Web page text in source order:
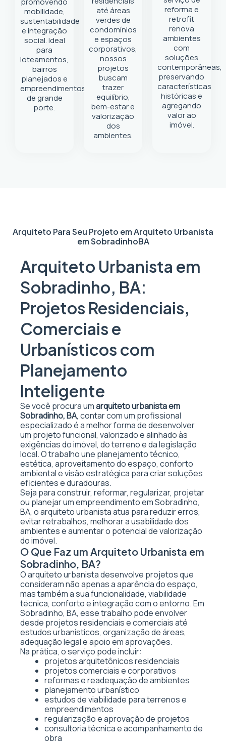
mobilidade,
sustentabilidade
e integração
social. Ideal
para
loteamentos,
bairros
planejados e
empreendimentos
de grande
porte.
até áreas
verdes de
condomínios
e espaços
corporativos,
nossos
projetos
buscam
trazer
equilíbrio,
bem-estar e
valorização
dos
ambientes.
reforma e
retrofit
renova
ambientes
com
soluções
contemporâneas,
preservando
características
históricas e
agregando
valor ao
imóvel.
Arquiteto Para Seu Projeto emArquiteto Urbanista
em SobradinhoBA
Arquiteto Urbanista em
Sobradinho, BA:
Projetos Residenciais,
Comerciais e
Urbanísticos com
Planejamento
Inteligente
Se você procura umarquiteto urbanista em
Sobradinho, BA, contar com um profissional
especializado é a melhor forma de desenvolver
um projeto funcional, valorizado e alinhado às
exigências do imóvel, do terreno e da legislação
local. O trabalho une planejamento técnico,
estética, aproveitamento do espaço, conforto
ambiental e visão estratégica para criar soluções
eficientes e duradouras.
Seja para construir, reformar, regularizar, projetar
ou planejar um empreendimento em Sobradinho,
BA, o arquiteto urbanista atua para reduzir erros,
evitar retrabalhos, melhorar a usabilidade dos
ambientes e aumentar o potencial de valorização
do imóvel.
O Que Faz um Arquiteto Urbanista em
Sobradinho, BA?
O arquiteto urbanista desenvolve projetos que
consideram não apenas a aparência do espaço,
mas também a sua funcionalidade, viabilidade
técnica, conforto e integração com o entorno. Em
Sobradinho, BA, esse trabalho pode envolver
desde projetos residenciais e comerciais até
estudos urbanísticos, organização de áreas,
adequação legal e apoio em aprovações.
Na prática, o serviço pode incluir:
projetos arquitetônicos residenciais
projetos comerciais e corporativos
reformas e readequação de ambientes
planejamento urbanístico
estudos de viabilidade para terrenos e
empreendimentos
regularização e aprovação de projetos
consultoria técnica e acompanhamento de
obra